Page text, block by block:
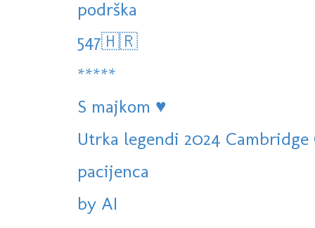
podrška
547🇭🇷
*****
S majkom ♥️
Utrka legendi 2024
pacijenca
by AI